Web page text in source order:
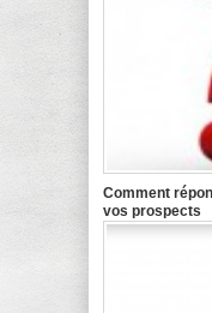
Comment
vos prospects